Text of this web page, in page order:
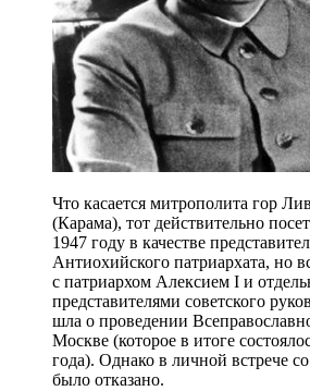
Что касается митрополита гор
(Карама), тот действительно
1947 году в качестве
Антиохийского патриархата, но
с патриархом Алексием I и
представителями советского
шла о проведении
Москве (которое в итоге
года). Однако в личной встрече
было отказано.